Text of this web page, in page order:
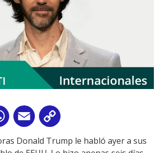
WhatsApp
Email
Link
Donald Trump le habló ayer a sus